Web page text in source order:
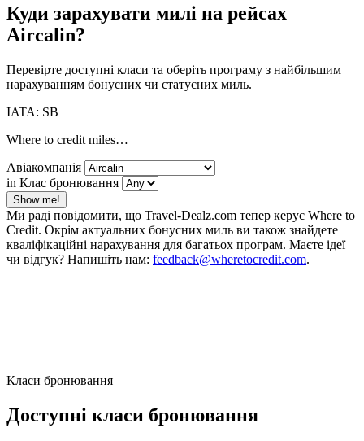
Куди зарахувати милі на рейсах
Aircalin?
Перевірте доступні класи та оберіть програму з найбільшим
нарахуванням бонусних чи статусних миль.
IATA: SB
Where to credit miles…
Авіакомпанія
in Клас бронювання
Show me!
Ми раді повідомити, що Travel-Dealz.com тепер керує Where to
Credit. Окрім актуальних бонусних миль ви також знайдете
кваліфікаційні нарахування для багатьох програм. Маєте ідеї
чи відгук? Напишіть нам: feedback@wheretocredit.com.
Класи бронювання
Доступні класи бронювання